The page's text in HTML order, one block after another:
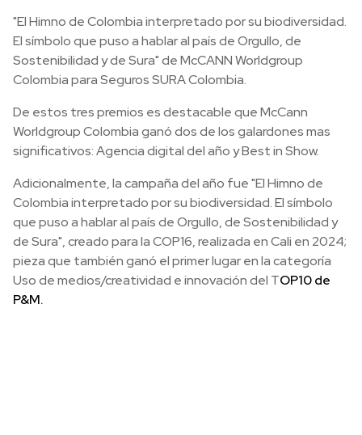
"El Himno de Colombia interpretado por su biodiversidad.
El símbolo que puso a hablar al país de Orgullo, de
Sostenibilidad y de Sura" de McCANN Worldgroup
Colombia para Seguros SURA Colombia.
De estos tres premios es destacable que McCann
Worldgroup Colombia ganó dos de los galardones mas
significativos: Agencia digital del año y Best in Show.
Adicionalmente, la campaña del año fue "El Himno de
Colombia interpretado por su biodiversidad. El símbolo
que puso a hablar al país de Orgullo, de Sostenibilidad y
de Sura", creado para la COP16, realizada en Cali en 2024;
pieza que también ganó el primer lugar en la categoría
Uso de medios/creatividad e innovación del TOP10 de
P&M.